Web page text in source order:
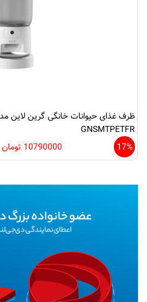
GNSMTPETFR
17%
10790000 تومان